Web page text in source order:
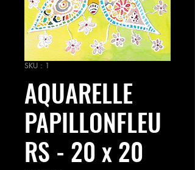
SKU : 1
AQUARELLE
PAPILLONFLEU
RS - 20 x 20